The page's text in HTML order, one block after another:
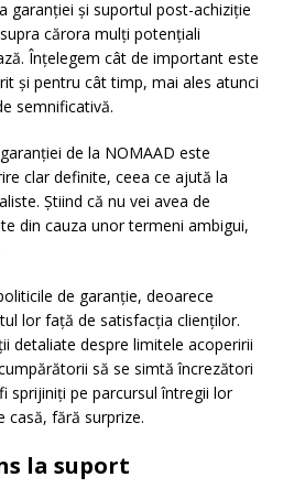
garanției și suportul post-achiziție
cărora mulți potențiali
Înțelegem cât de important este
și pentru cât timp, mai ales atunci
semnificativă.
de la NOMAAD este
clar definite, ceea ce ajută la
Știind că nu vei avea de
din cauza unor termeni ambigui,
de garanție, deoarece
lor față de satisfacția clienților.
detaliate despre limitele acoperirii
să se simtă încrezători
sprijiniți pe parcursul întregii lor
casă, fără surprize.
la suport